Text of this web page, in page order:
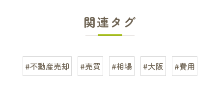
関連タグ
#不動産売却 #売買 #相場 #大阪 #費用